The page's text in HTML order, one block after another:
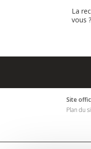
La
vous ?
Site
Plan du